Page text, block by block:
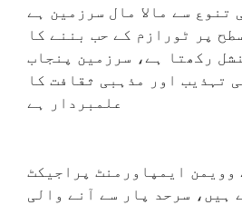
تنوع سے مالا مال سرزمین ہے
پر ٹورازم کے حب بننے کا
رکھتا ہے، سرزمین پنجاب
تہذیب اور مذہبی ثقافت کا
علمبردار ہے
وویمن ایمپاورمنٹ پراجیکٹ
ہیں، سرحد پار سے آنے والی